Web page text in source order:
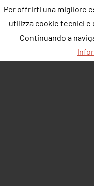
Per offrirti una migliore
utilizza cookie tecnici e
Continuando a